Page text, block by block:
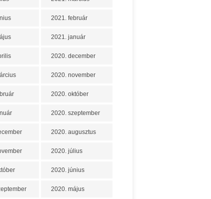
2021. február
2021. január
2020. december
2020. november
2020. október
2020. szeptember
2020. augusztus
2020. július
2020. június
2020. május